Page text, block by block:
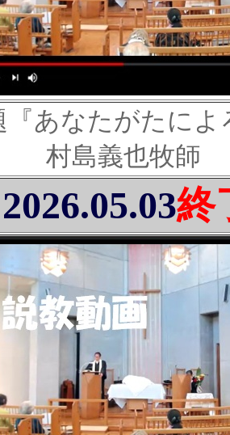
『あなたがたによ
村島義也牧師
2026.05.03終